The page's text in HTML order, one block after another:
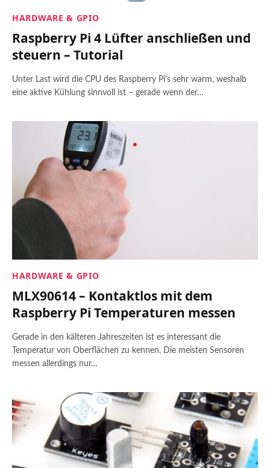
HARDWARE & GPIO
Raspberry Pi 4 Lüfter anschließen und
steuern – Tutorial
Unter Last wird die CPU des Raspberry Pi’s sehr warm, weshalb
eine aktive Kühlung sinnvoll ist – gerade wenn der…
HARDWARE & GPIO
MLX90614 – Kontaktlos mit dem
Raspberry Pi Temperaturen messen
Gerade in den kälteren Jahreszeiten ist es interessant die
Temperatur von Oberflächen zu kennen. Die meisten Sensoren
messen allerdings nur…